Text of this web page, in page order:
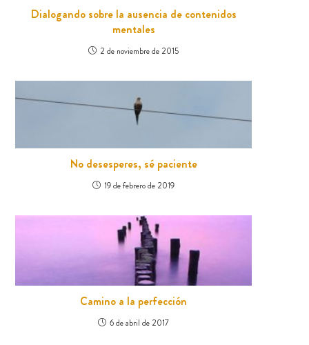
Dialogando sobre la ausencia de contenidos
mentales
2 de noviembre de 2015
No desesperes, sé paciente
19 de febrero de 2019
Camino a la perfección
6 de abril de 2017